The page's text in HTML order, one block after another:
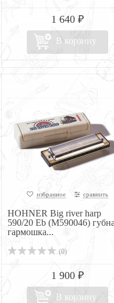
1 640 ₽
В корзину
избранное сравнить
HOHNER Big river harp
590/20 Eb (M590046)
гармошка...
(0)
1 900 ₽
В корзину